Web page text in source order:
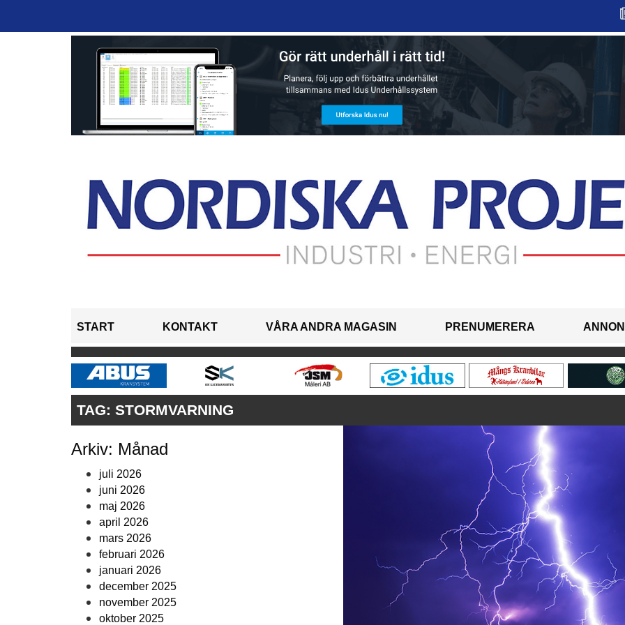
START KONTAKT VÅRA ANDRA MAGASIN PRENUMERERA
TAG: STORMVARNING
Arkiv: Månad
juli 2026
juni 2026
maj 2026
april 2026
mars 2026
februari 2026
januari 2026
december 2025
november 2025
oktober 2025